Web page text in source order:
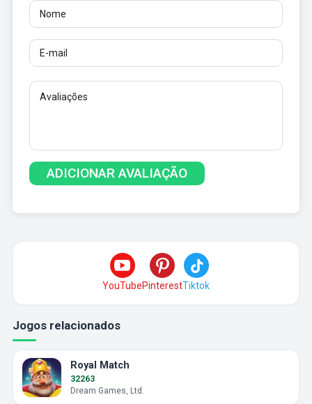
Nome
E-mail
Avaliações
Pelo menos 10 caracteres. Links não são permitidos.
YouTubePinterestTiktok
Jogos relacionados
Royal Match
32263
Dream Games, Ltd.